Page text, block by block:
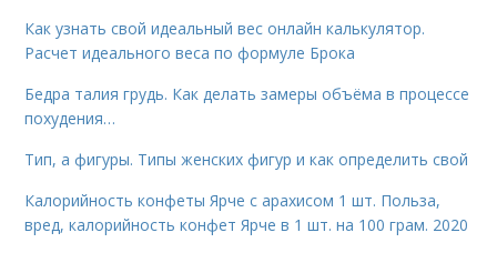
Как узнать свой идеальный вес онлайн калькулятор.
Расчет идеального веса по формуле Брока
Бедра талия грудь. Как делать замеры объёма в процессе
похудения…
Тип, а фигуры. Типы женских фигур и как определить свой
Калорийность конфеты Ярче с арахисом 1 шт. Польза,
вред, калорийность конфет Ярче в 1 шт. на 100 грам. 2020